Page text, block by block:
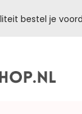
bestel je